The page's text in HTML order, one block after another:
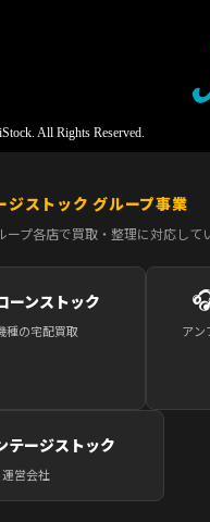
All Rights Reserved.
ジストック グループ事業
プ各店で買取・整理に対応して
ーンストック
種の宅配買取 アン
テージストック
運営会社